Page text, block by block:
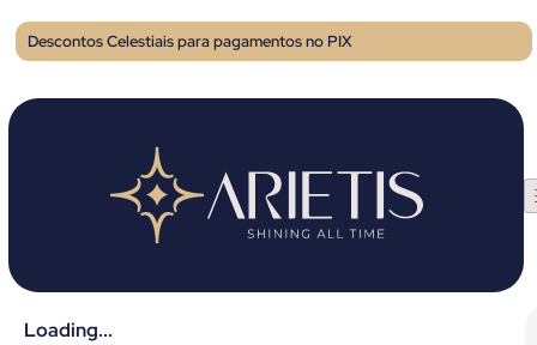
Descontos Celestiais para pagamentos no PIX
Loading...